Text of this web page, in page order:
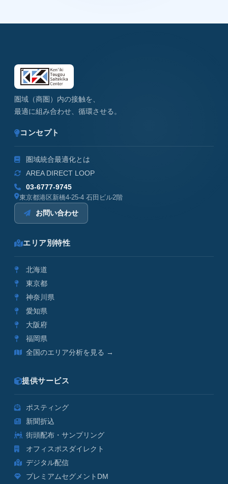
圏域（商圏）内の接触を、
最適に組み合わせ、循環させる。
コンセプト
圏域統合最適化とは
AREA DIRECT LOOP
03-6777-9745
東京都港区新橋4-25-4 石田ビル2階
お問い合わせ
エリア別特性
北海道
東京都
神奈川県
愛知県
大阪府
福岡県
全国のエリア分析を見る →
提供サービス
ポスティング
新聞折込
街頭配布・サンプリング
オフィスポスダイレクト
デジタル配信
プレミアムセグメントDM